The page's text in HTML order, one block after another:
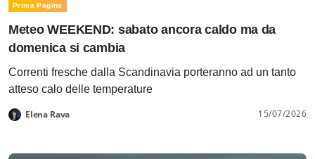
Prima Pagina
Meteo WEEKEND: sabato ancora caldo ma da
domenica si cambia
Correnti fresche dalla Scandinavia porteranno ad un tanto
atteso calo delle temperature
Elena Rava 15/07/2026